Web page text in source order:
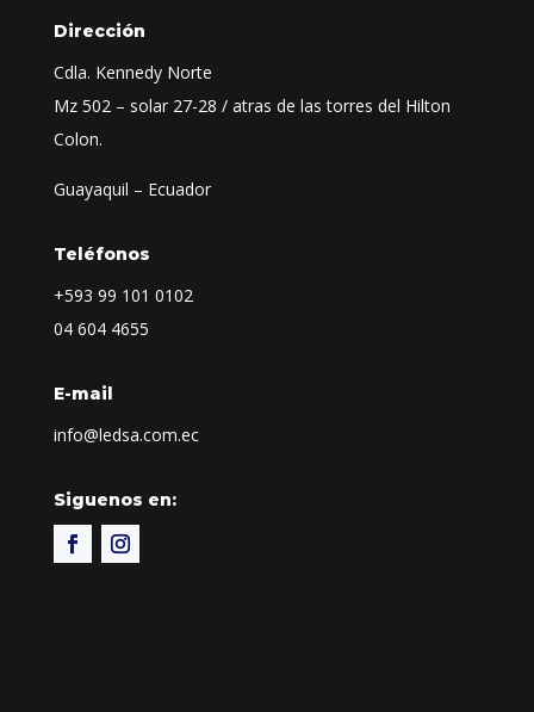
Dirección
Cdla. Kennedy Norte
Mz 502 – solar 27-28 / atras de las torres del Hilton
Colon.
Guayaquil – Ecuador
Teléfonos
+593 99 101 0102
04 604 4655
E-mail
info@ledsa.com.ec
Siguenos en: